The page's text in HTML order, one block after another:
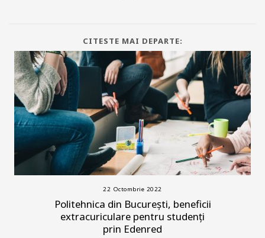
CITESTE MAI DEPARTE:
22 Octombrie 2022
Politehnica din București, beneficii
extracuriculare pentru studenți
prin Edenred